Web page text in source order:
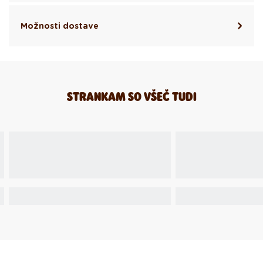
Možnosti dostave
STRANKAM SO VŠEČ TUDI